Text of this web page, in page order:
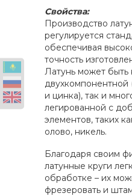
Свойства:
Производство
регулируется
обеспечивая
точность
Латунь может быть
и цинка), так и
легированной с
элементов, таких
олово, никель.
Благодаря своим
латунные круги
обработке – их
фрезеровать и